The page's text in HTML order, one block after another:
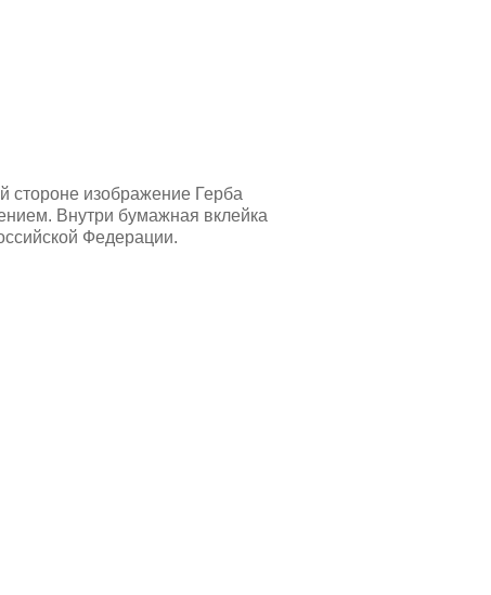
стороне изображение Герба
Внутри бумажная вклейка
Федерации.